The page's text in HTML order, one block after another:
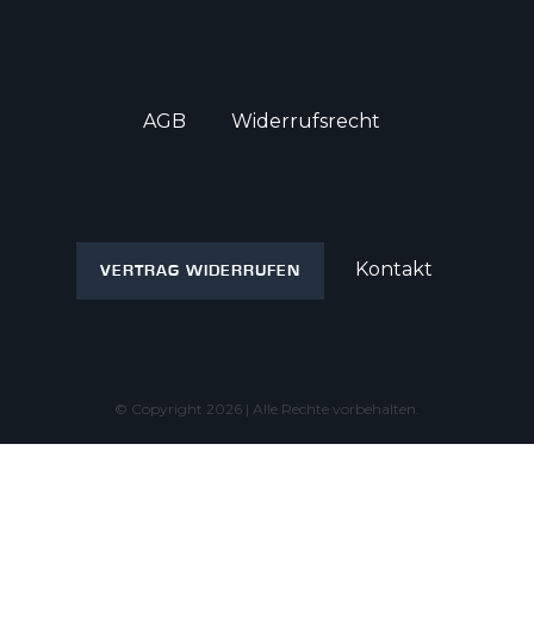
AGB Widerrufs­recht
VERTRAG WIDERRUFEN Kontakt
© Copyright 2026 | Alle Rechte vorbehalten.